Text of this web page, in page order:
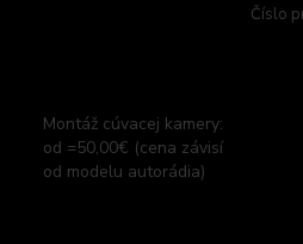
Číslo
Montáž cúvacej kamery:
od =50,00€ (cena závisí
od modelu autorádia)